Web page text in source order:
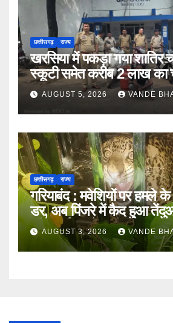
छत्तीसगढ़ राज्य
खरसिया में पकड़ा गया शातिर
स्कूटी समेत करीब 2 लाख का
बरामद
AUGUST 5, 2026 VANDE
छत्तीसगढ़ राज्य
गरियाबंद : मवेशियों पर हमले के
डर, अब पिंजरे में कैद हुआ
की सतर्कता से टला खतरा
AUGUST 3, 2026 VANDE